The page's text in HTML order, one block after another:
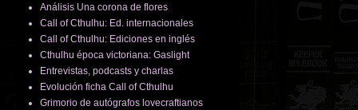
Análisis Una corona de flores
Call of Cthulhu: Ed. internacionales
Call of Cthulhu: Ediciones en inglés
Cthulhu época victoriana: Gaslight
Entrevistas, podcasts y charlas
Evolución ficha Call of Cthulhu
Grimorio de autógrafos lovecraftianos